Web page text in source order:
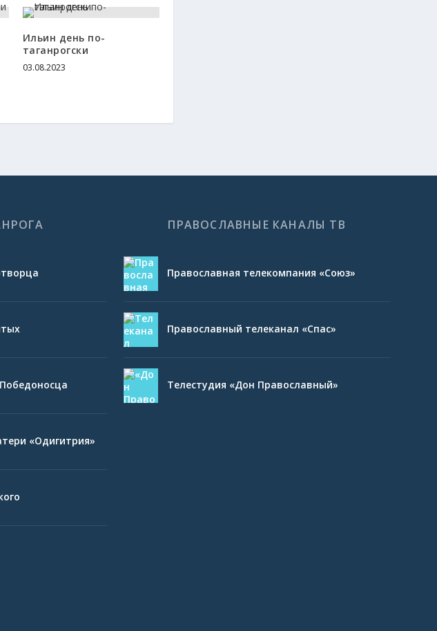
Ильин день по-
таганрогски
03.08.2023
«Одигитрия»
ПРАВОСЛАВНЫЕ КАНАЛЫ ТВ
Православная телекомпания «Союз»
Православный телеканал «Спас»
Телестудия «Дон Православный»